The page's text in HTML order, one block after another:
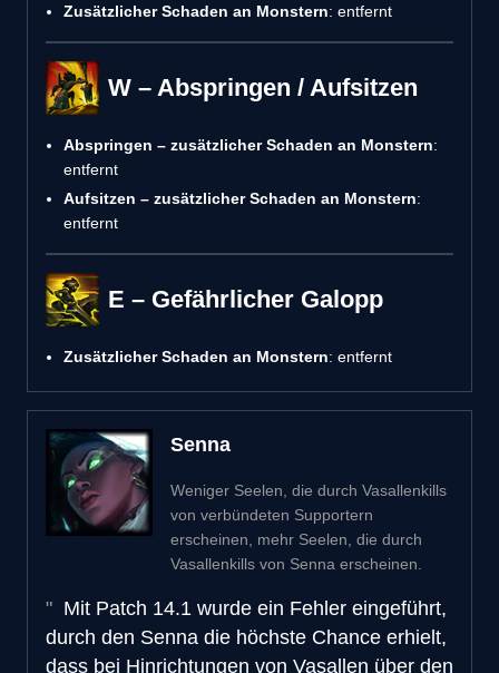
Zusätzlicher Schaden an Monstern: entfernt
W – Abspringen / Aufsitzen
Abspringen – zusätzlicher Schaden an Monstern:
entfernt
Aufsitzen – zusätzlicher Schaden an Monstern:
entfernt
E – Gefährlicher Galopp
Zusätzlicher Schaden an Monstern: entfernt
Senna
Weniger Seelen, die durch Vasallenkills
von verbündeten Supportern
erscheinen, mehr Seelen, die durch
Vasallenkills von Senna erscheinen.
Mit Patch 14.1 wurde ein Fehler eingeführt,
durch den Senna die höchste Chance erhielt,
dass bei Hinrichtungen von Vasallen über den